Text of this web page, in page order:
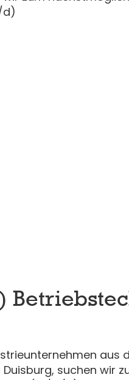
d)
aus
suchen wir